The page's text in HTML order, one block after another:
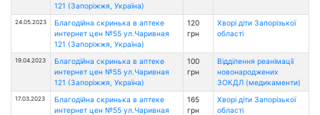
121 (Запоріжжя, Україна)
24.05.2023
Благодійна скринька в аптеке
интернет цен №55 ул.Чаривная
121 (Запоріжжя, Україна)
120
грн
Хворі діти Запорізької
області
19.04.2023
Благодійна скринька в аптеке
интернет цен №55 ул.Чаривная
121 (Запоріжжя, Україна)
100
грн
Відділення реанімації
новонароджених
ЗОКДЛ (медикаменти)
17.03.2023
Благодійна скринька в аптеке
интернет цен №55 ул.Чаривная
165
грн
Хворі діти Запорізької
області